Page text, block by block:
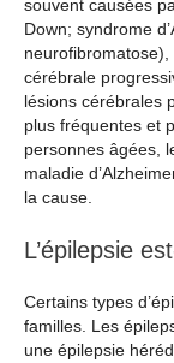
souvent causées
Down; syndrome
cérébrale
lésions cérébrales
plus fréquentes et
personnes âgées,
maladie
la cause.
L’épilepsie
Certains types
familles. Les
une épilepsie